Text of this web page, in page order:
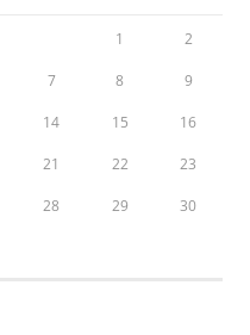
1 2
7 8 9
14 15 16
21 22 23
28 29 30